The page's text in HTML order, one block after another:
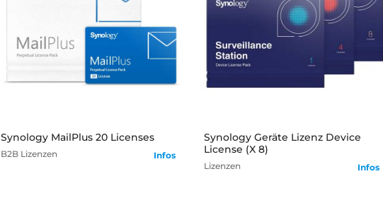
mehr
Synology MailPlus 20 Licenses
B2B Lizenzen Infos
Synology Geräte Lizenz Device
License (X 8)
Lizenzen Infos